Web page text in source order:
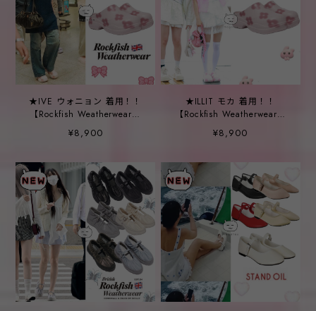
★IVE ウォニョン 着用！！
【Rockfish Weatherwear】
FLORAL SHADOW CLOG -
3color
¥8,900
★ILLIT モカ 着用！！
【Rockfish Weatherwear】
FLORAL SHADOW CLOG -
3color
¥8,900